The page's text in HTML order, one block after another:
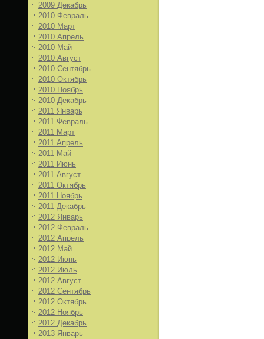
2009 Декабрь
2010 Февраль
2010 Март
2010 Апрель
2010 Май
2010 Август
2010 Сентябрь
2010 Октябрь
2010 Ноябрь
2010 Декабрь
2011 Январь
2011 Февраль
2011 Март
2011 Апрель
2011 Май
2011 Июнь
2011 Август
2011 Октябрь
2011 Ноябрь
2011 Декабрь
2012 Январь
2012 Февраль
2012 Апрель
2012 Май
2012 Июнь
2012 Июль
2012 Август
2012 Сентябрь
2012 Октябрь
2012 Ноябрь
2012 Декабрь
2013 Январь